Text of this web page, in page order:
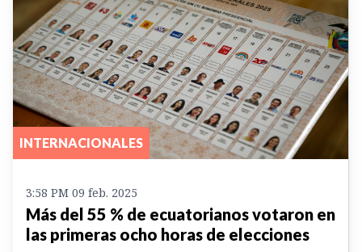
INTERNACIONALES
3:58 PM 09 feb. 2025
Más del 55 % de ecuatorianos votaron en
las primeras ocho horas de elecciones